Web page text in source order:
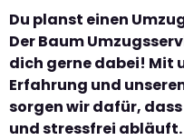
Du planst einen
Der Baum
dich gerne dabei! Mit
Erfahrung und
sorgen wir dafür,
und stressfrei abläuft.